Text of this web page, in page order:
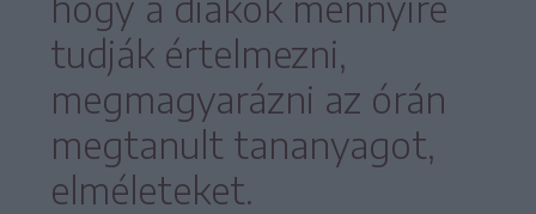
tudják értelmezni,
megmagyarázni az órán
megtanult tananyagot,
elméleteket.